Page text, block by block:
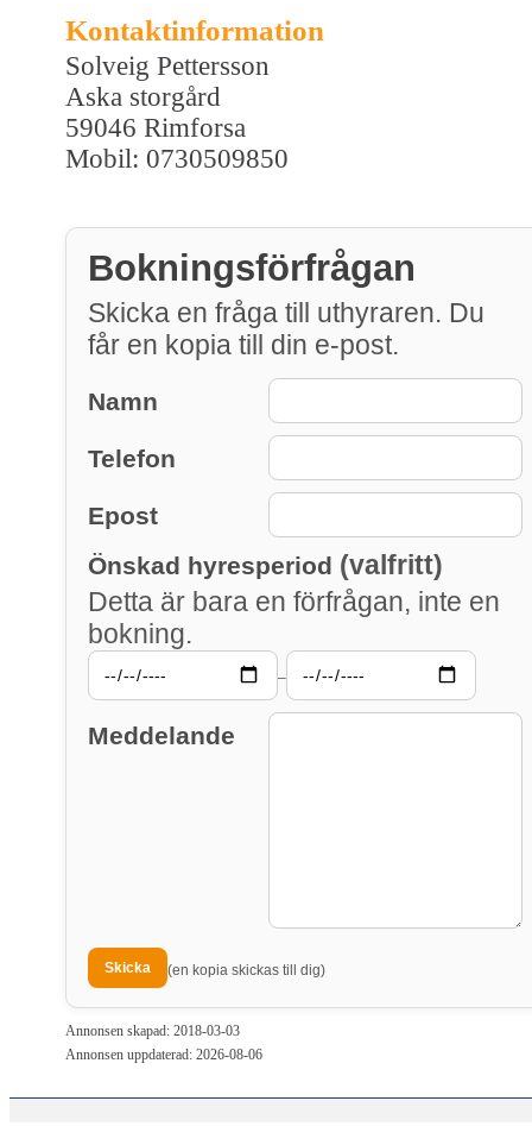
Kontaktinformation
Solveig Pettersson
Aska storgård
59046 Rimforsa
Mobil: 0730509850
Bokningsförfrågan
Skicka en fråga till uthyraren. Du
får en kopia till din e-post.
Namn
Telefon
Epost
Önskad hyresperiod (valfritt)
Detta är bara en förfrågan, inte en
bokning.
–
Meddelande
(en kopia skickas till dig)
Annonsen skapad: 2018-03-03
Annonsen uppdaterad: 2026-08-06